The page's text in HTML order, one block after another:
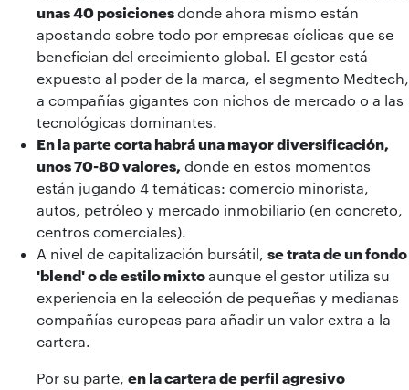
unas 40 posicionesdonde ahora mismo están
apostando sobre todo por empresas cíclicas que se
benefician del crecimiento global. El gestor está
expuesto al poder de la marca, el segmento Medtech,
a compañías gigantes con nichos de mercado o a las
tecnológicas dominantes.
En la parte corta habrá una mayor diversificación,
unos 70-80 valores, donde en estos momentos
están jugando 4 temáticas: comercio minorista,
autos, petróleo y mercado inmobiliario (en concreto,
centros comerciales).
A nivel de capitalización bursátil, se trata de un fondo
'blend' o de estilo mixtoaunque el gestor utiliza su
experiencia en la selección de pequeñas y medianas
compañías europeas para añadir un valor extra a la
cartera.
Por su parte, en la cartera de perfil agresivo